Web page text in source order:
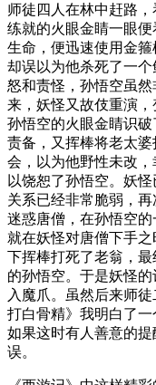
师徒四人在林中赶路
练就的火眼金睛一眼
生命，便迅速使用金
却误以为他杀死了一
怒和责怪，孙悟空虽
来，妖怪又故伎重演
孙悟空的火眼金睛识
责备，又挥棒将老太
会，以为他野性未改
以饶恕了孙悟空。妖
关系已经非常脆弱，
迷惑唐僧，在孙悟空的
就在妖怪对唐僧下手
下挥棒打死了老翁，
的孙悟空。于是妖怪
入魔爪。虽然后来师
打白骨精》我明白了一
如果这时有人善意的
误。